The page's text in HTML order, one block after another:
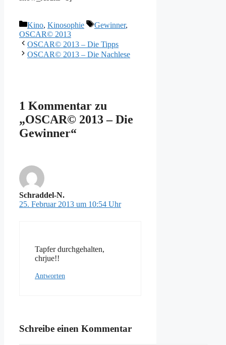
Kategorien
Kino, Kinosophie Schlagwörter
Gewinner,
OSCAR© 2013
OSCAR© 2013 – Die Tipps
OSCAR© 2013 – Die Nachlese
1 Kommentar zu
„OSCAR© 2013 – Die
Gewinner“
Schraddel-N.
25. Februar 2013 um 10:54 Uhr
Tapfer durchgehalten,
chrjue!!
Antworten
Schreibe einen Kommentar